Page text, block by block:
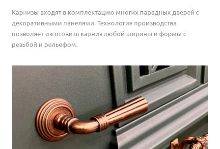
Карнизы входят в комплектацию многих парадных дверей с
декоративными панелями. Технология производства
позволяет изготовить карниз любой ширины и формы с
резьбой и рельефом.